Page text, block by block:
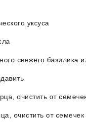
уксуса
свежего базилика
очистить от семечек
от семечек